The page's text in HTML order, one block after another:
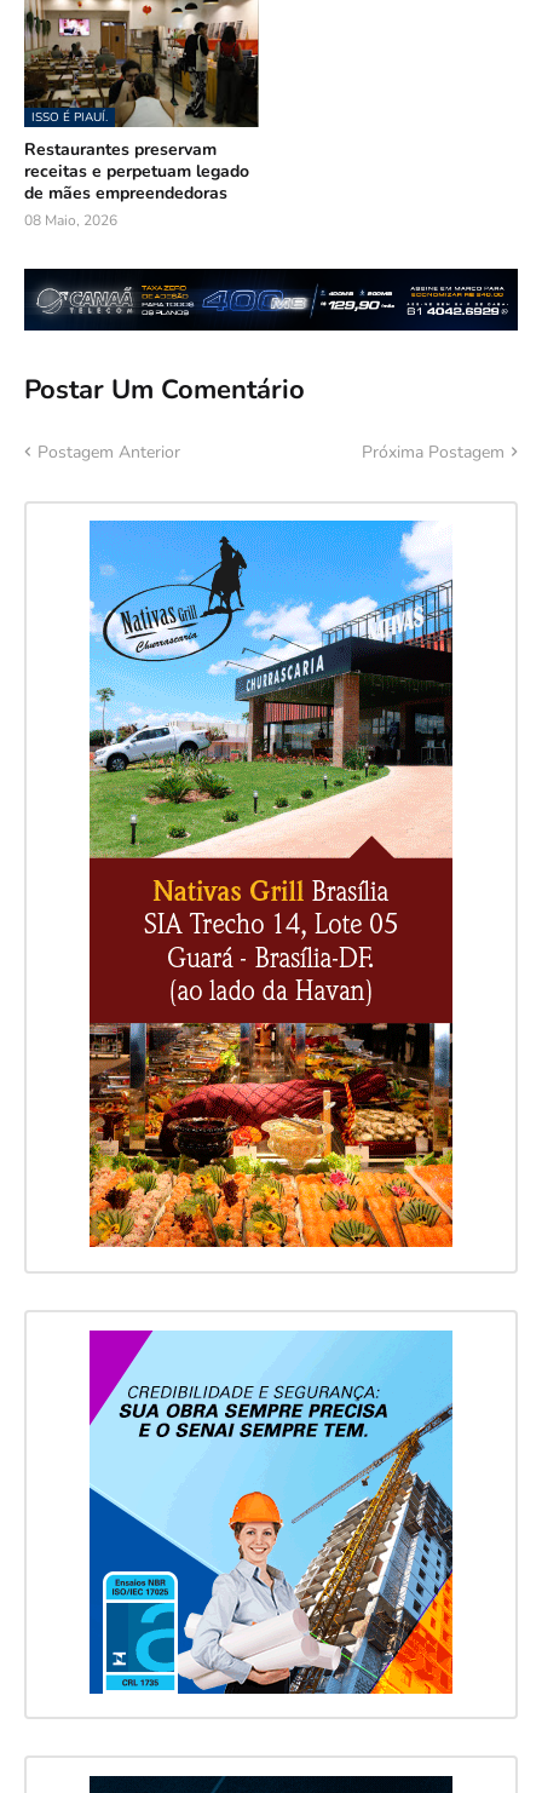
ISSO É PIAUÍ.
Restaurantes preservam
receitas e perpetuam legado
de mães empreendedoras
08 Maio, 2026
Postar Um Comentário
Postagem Anterior Próxima Postagem